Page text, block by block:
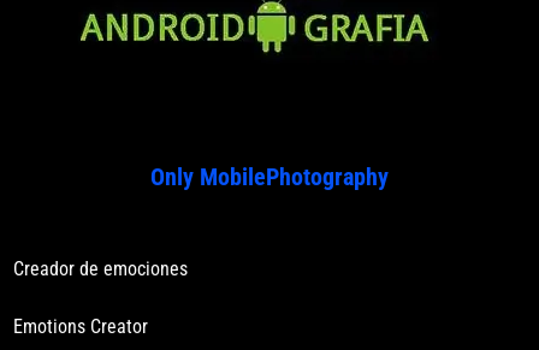
Only MobilePhotography
Creador de emociones
Emotions Creator